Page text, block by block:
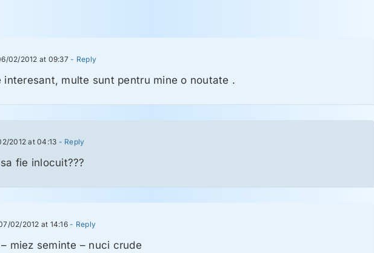
02/2012 at 09:37- Reply
interesant, multe sunt pentru mine o noutate .
2012 at 04:13 - Reply
fie inlocuit???
02/2012 at 14:16- Reply
miez seminte – nuci crude